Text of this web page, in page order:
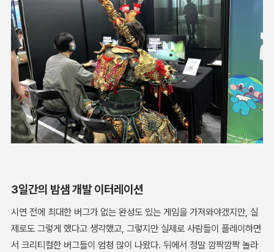
3일간의 밤샘 개발 이터레이션
시연 전에 최대한 버그가 없는 완성도 있는 게임을 가져와야겠지만, 실
제로도 그렇게 했다고 생각했고, 그렇지만 실제로 사람들이 플레이하면
서 크리티컬한 버그들이 엄청 많이 나왔다. 뒤에서 정말 깜짝깜짝 놀라